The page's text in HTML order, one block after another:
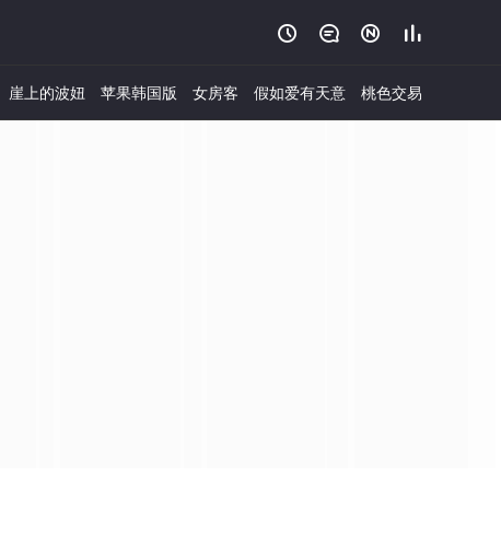
   
崖上的波妞 苹果韩国版 女房客 假如爱有天意 桃色交易